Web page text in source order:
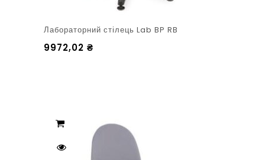
Лабораторний стілець Lab BP RB
9972,02 ₴